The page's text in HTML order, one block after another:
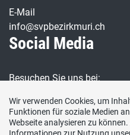
E-Mail
info@svpbezirkmuri.ch
Social Media
Besuchen Sie uns bei:
Wir verwenden Cookies, um
Funktionen für soziale Medien
Webseite analysieren zu